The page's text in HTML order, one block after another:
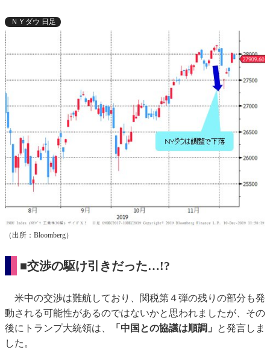
ＮＹダウ 日足
（出所：Bloomberg）
■交渉の駆け引きだった…!?
米中の交渉は難航しており、関税第４弾の残りの部分も発
動される可能性があるのではないかと思われましたが、その
後にトランプ大統領は、
「中国との協議は順調」
と発言しま
した。